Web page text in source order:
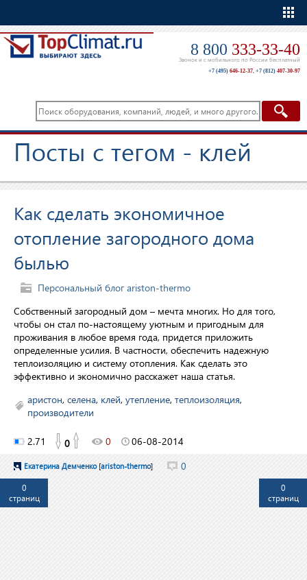
8 800 333-33-40
Звонок и с мобильного по России бесплатный
+7 (495) 646-12-37, +7 (812) 407-30-97
Посты с тегом - клей
Как сделать экономичное
отопление загородного дома
былью
Персональный блог ariston-thermo
Собственный загородный дом – мечта многих. Но для того,
чтобы он стал по-настоящему уютным и пригодным для
проживания в любое время года, придется приложить
определенные усилия. В частности, обеспечить надежную
теплоизоляцию и систему отопления. Как сделать это
эффективно и экономично расскажет наша статья.
аристон, селена, клей, утепление, теплоизоляция,
производители
2.71 0 0 06-08-2014
Екатерина Демченко[ariston-thermo] 0
0
страниц
0
страниц